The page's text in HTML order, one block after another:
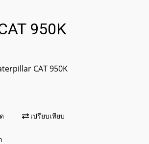
950K
CAT 950K
เปรียบเทียบ